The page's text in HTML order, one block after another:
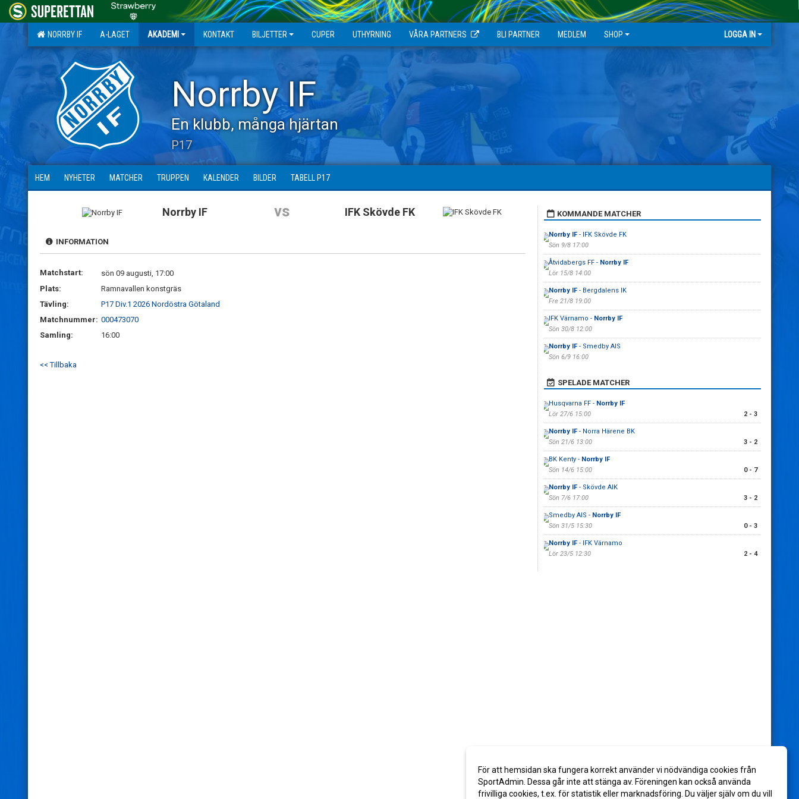
NORRBY IF A-LAGET AKADEMI KONTAKT BILJETTER CUPER UTHYRNING VÅRA PARTNERS BLI PARTNER MEDLEM SHOP LOGGA IN
Norrby IF
En klubb, många hjärtan
P17
HEM NYHETER MATCHER TRUPPEN KALENDER BILDER TABELL P17
Norrby IF vs IFK Skövde FK
INFORMATION
Matchstart:
sön 09 augusti, 17:00
Plats:
Ramnavallen konstgräs
Tävling:
P17 Div.1 2026 Nordöstra Götaland
Matchnummer: 000473070
Samling:
16:00
<< Tillbaka
KOMMANDE MATCHER
Norrby IF - IFK Skövde FK
Sön 9/8 17:00
Åtvidabergs FF - Norrby IF
Lör 15/8 14:00
Norrby IF - Bergdalens IK
Fre 21/8 19:00
IFK Värnamo - Norrby IF
Sön 30/8 12:00
Norrby IF - Smedby AIS
Sön 6/9 16:00
SPELADE MATCHER
Husqvarna FF - Norrby IF
Lör 27/6 15:00
2 - 3
Norrby IF - Norra Härene BK
Sön 21/6 13:00
3 - 2
BK Kenty - Norrby IF
Sön 14/6 15:00
0 - 7
Norrby IF - Skövde AIK
Sön 7/6 17:00
3 - 2
Smedby AIS - Norrby IF
Sön 31/5 15:30
0 - 3
Norrby IF - IFK Värnamo
Lör 23/5 12:30
2 - 4
För att hemsidan ska fungera korrekt använder vi nödvändiga cookies från
SportAdmin. Dessa går inte att stänga av. Föreningen kan också använda
frivilliga cookies, t.ex. för statistik eller marknadsföring. Du väljer själv om du vill